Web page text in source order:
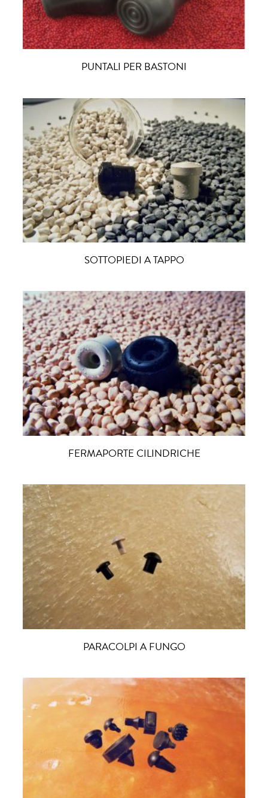
PUNTALI PER BASTONI
SOTTOPIEDI A TAPPO
FERMAPORTE CILINDRICHE
PARACOLPI A FUNGO